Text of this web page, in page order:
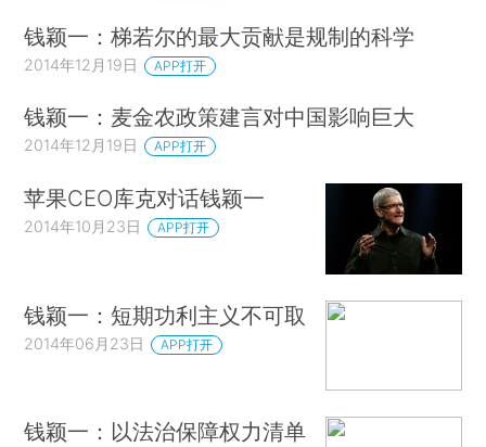
钱颖一：梯若尔的最大贡献是规制的科学
2014年12月19日 APP打开
钱颖一：麦金农政策建言对中国影响巨大
2014年12月19日 APP打开
苹果CEO库克对话钱颖一
2014年10月23日 APP打开
钱颖一：短期功利主义不可取
2014年06月23日 APP打开
钱颖一：以法治保障权力清单